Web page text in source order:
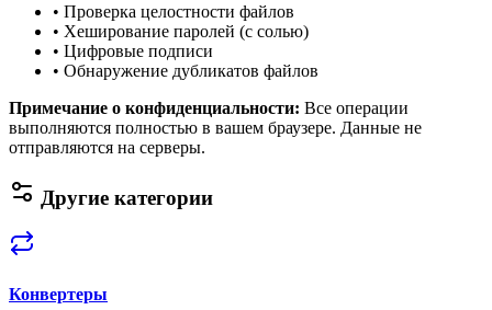
• Проверка целостности файлов
• Хеширование паролей (с солью)
• Цифровые подписи
• Обнаружение дубликатов файлов
Примечание о конфиденциальности: Все операции
выполняются полностью в вашем браузере. Данные не
отправляются на серверы.
Другие категории
Конвертеры